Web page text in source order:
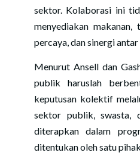
sektor. Kolaborasi ini
menyediakan
percaya, dan sinergi
Menurut Ansell dan
publik haruslah
keputusan kolektif
sektor publik, swasta,
diterapkan dalam
ditentukan oleh satu